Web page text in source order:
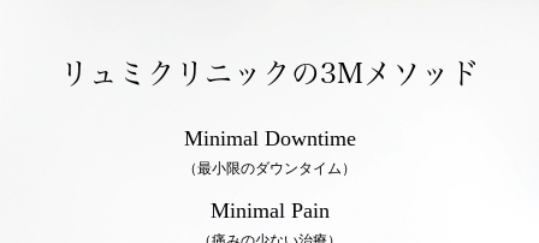
リュミクリニックの3Mメソッド
Minimal Downtime
（最小限のダウンタイム）
Minimal Pain